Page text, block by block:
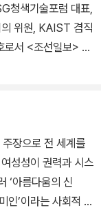
끄럽게 할 수 없었다.
을 위해 멀리서 오
우리를 배려하지
이 그것을 자유롭
아름다움의 반격이
기다. 그것을 통해
먹을 것을 주지 않
해서 절개하고 봉
청색기술포럼 대표,
위원, KAIST 겸직
로서 <조선일보> <
다양한 모습을 소
학, 인문, 예술을 넘
으로 평가받는다.
며 변화하는 세상
데 힘써왔다. 1992
주장으로 전 세계를
인’이라는 사회적 욕